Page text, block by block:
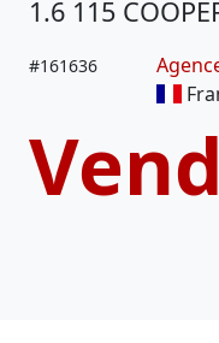
1.6 115
#161636